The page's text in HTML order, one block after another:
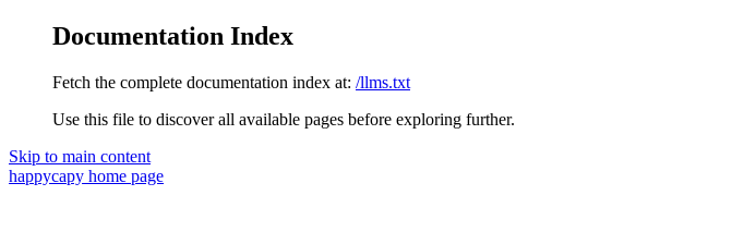
Documentation Index
Fetch the complete documentation index at: /llms.txt
Use this file to discover all available pages before exploring further.
Skip to main content
happycapy home page